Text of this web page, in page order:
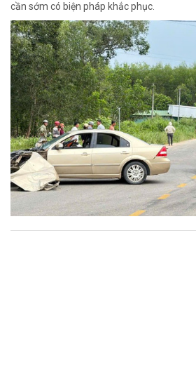
cần sớm có biện pháp khắc phục.